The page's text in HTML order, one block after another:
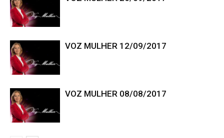
VOZ MULHER 12/09/2017
VOZ MULHER 08/08/2017